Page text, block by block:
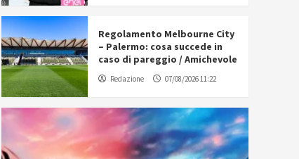
Regolamento Melbourne City
– Palermo: cosa succede in
caso di pareggio / Amichevole
Redazione 07/08/2026 11:22